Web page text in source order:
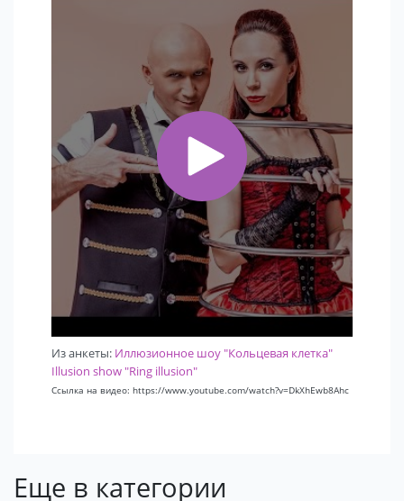
Из анкеты: Иллюзионное шоу "Кольцевая клетка"
Illusion show "Ring illusion"
Ссылка на видео: https://www.youtube.com/watch?v=DkXhEwb8Ahc
Еще в категории